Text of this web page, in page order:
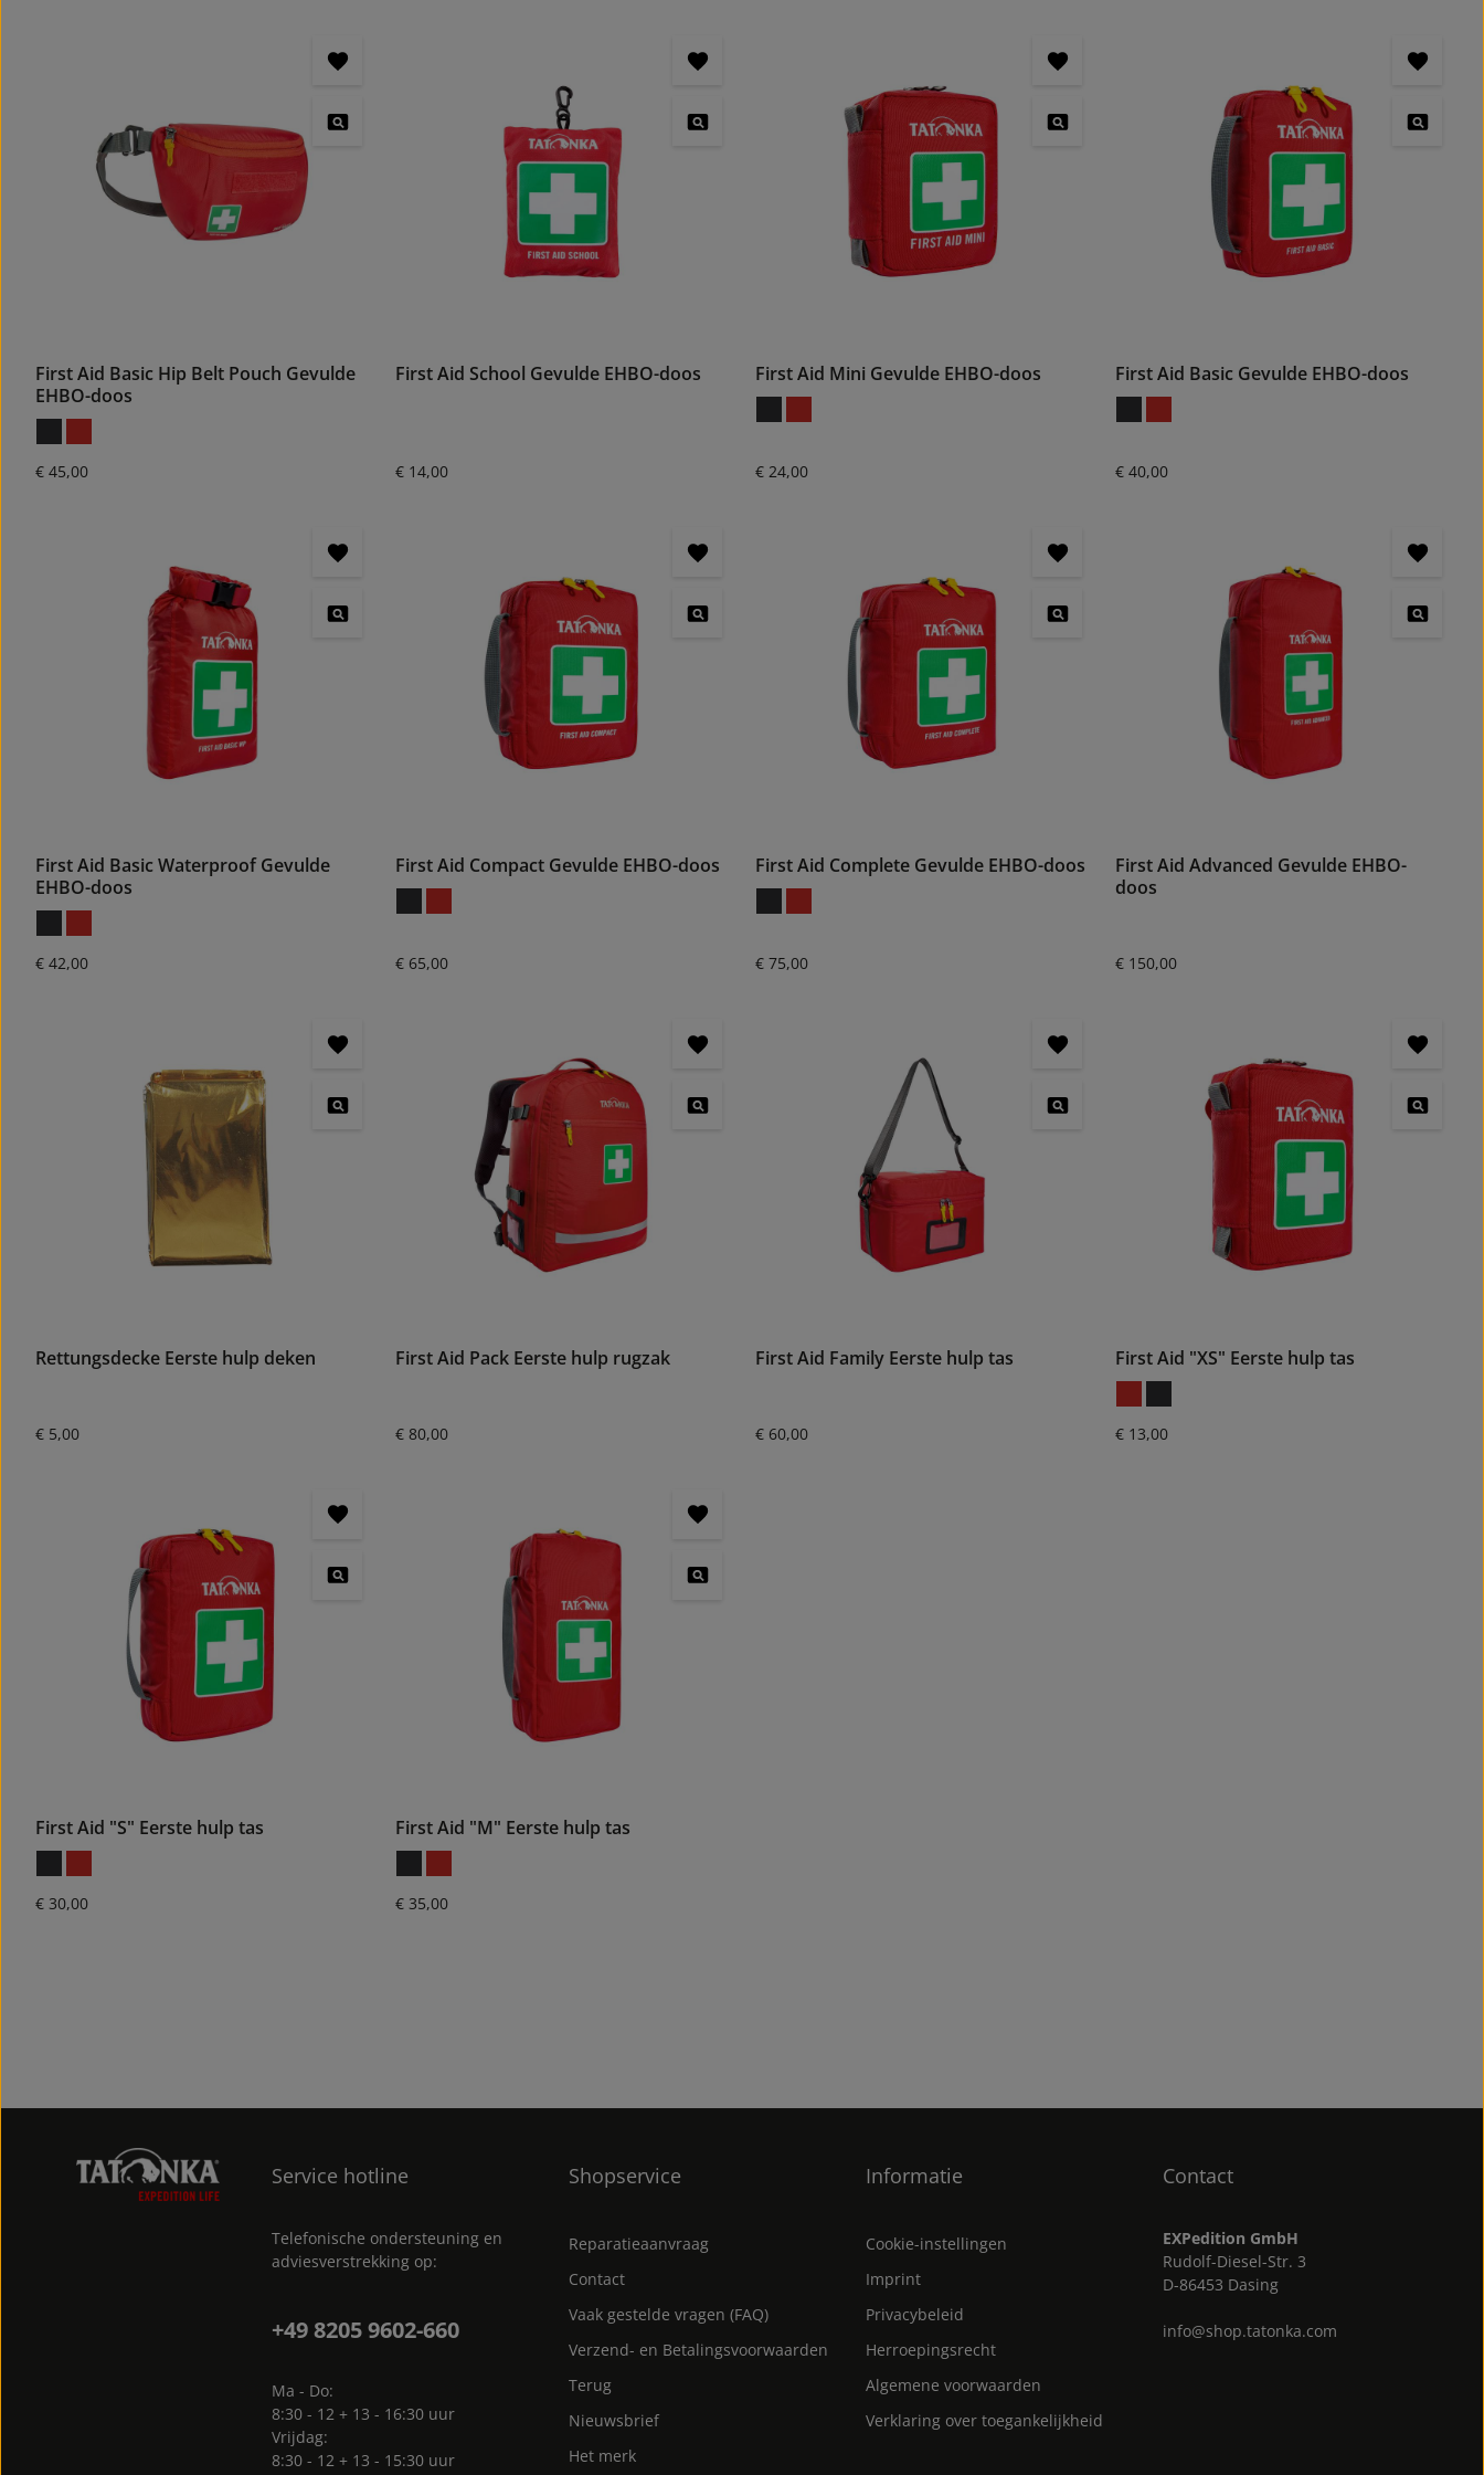
First Aid Basic Hip Belt Pouch Gevulde
EHBO-doos
Normale prijs:
€ 45,00
First Aid School Gevulde EHBO-doos
Normale prijs:
€ 14,00
First Aid Mini Gevulde EHBO-doos
Normale prijs:
€ 24,00
First Aid Basic Gevulde EHBO-doos
Normale prijs:
€ 40,00
First Aid Basic Waterproof Gevulde
EHBO-doos
Normale prijs:
€ 42,00
First Aid Compact Gevulde EHBO-doos
Normale prijs:
€ 65,00
First Aid Complete Gevulde EHBO-doos
Normale prijs:
€ 75,00
First Aid Advanced Gevulde EHBO-
doos
Normale prijs:
€ 150,00
Rettungsdecke Eerste hulp deken
Normale prijs:
€ 5,00
First Aid Pack Eerste hulp rugzak
Normale prijs:
€ 80,00
First Aid Family Eerste hulp tas
Normale prijs:
€ 60,00
First Aid "XS" Eerste hulp tas
Normale prijs:
€ 13,00
First Aid "S" Eerste hulp tas
Normale prijs:
€ 30,00
First Aid "M" Eerste hulp tas
Normale prijs:
€ 35,00
Service hotline
Telefonische ondersteuning en
adviesverstrekking op:
+49 8205 9602-660
Ma - Do:
8:30 - 12 + 13 - 16:30 uur
Vrijdag:
8:30 - 12 + 13 - 15:30 uur
Shopservice
Reparatieaanvraag
Contact
Vaak gestelde vragen (FAQ)
Verzend- en Betalingsvoorwaarden
Terug
Nieuwsbrief
Het merk
Informatie
Cookie-instellingen
Imprint
Privacybeleid
Herroepingsrecht
Algemene voorwaarden
Verklaring over toegankelijkheid
Contact
EXPedition GmbH
Rudolf-Diesel-Str. 3
D-86453 Dasing
info@shop.tatonka.com